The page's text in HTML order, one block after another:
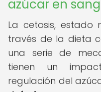
azúcar en
La cetosis, estado
través de la dieta
una serie de
tienen un
regulación del